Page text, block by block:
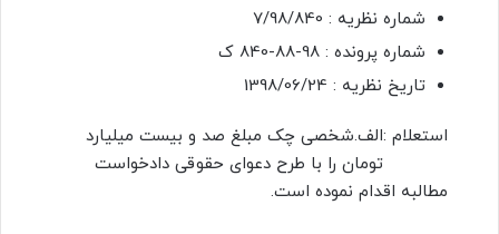
شماره نظریه : 7/98/840
شماره پرونده : 98-88-840 ک
تاریخ نظریه : 1398/06/24
استعلام :الف.شخصی چک مبلغ صد و بیست میلیارد
تومان را با طرح دعوای حقوقی دادخواست
مطالبه اقدام نموده است.